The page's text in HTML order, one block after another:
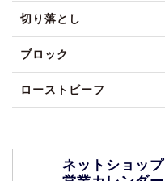
切り落とし
ブロック
ローストビーフ
ネットショップ